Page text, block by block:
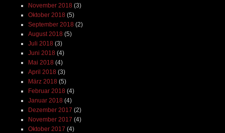
November 2018 (3)
Oktober 2018 (5)
September 2018 (2)
August 2018 (5)
Juli 2018 (3)
Juni 2018 (4)
Mai 2018 (4)
April 2018 (3)
März 2018 (5)
Februar 2018 (4)
Januar 2018 (4)
Dezember 2017 (2)
November 2017 (4)
Oktober 2017 (4)